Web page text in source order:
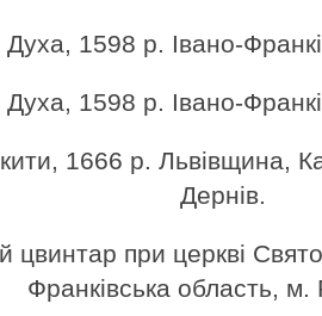
1598 р. Івано-
1598 р. Івано-
1666 р. Львівщина,
Дернів.
цвинтар при церкві
Франківська область, м.